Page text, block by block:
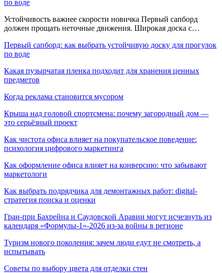
по воде
Устойчивость важнее скорости новичка Первый сапборд
должен прощать неточные движения. Широкая доска с…
Первый сапборд: как выбрать устойчивую доску для прогулок
по воде
Какая пузырчатая пленка подходит для хранения ценных
предметов
Когда реклама становится мусором
Крыша над головой спортсмена: почему загородный дом —
это серьёзный проект
Как чистота офиса влияет на покупательское поведение:
психология цифрового маркетинга
Как оформление офиса влияет на конверсию: что забывают
маркетологи
Как выбрать подрядчика для демонтажных работ: digital-
стратегия поиска и оценки
Гран-при Бахрейна и Саудовской Аравии могут исчезнуть из
календаря «Формулы-1»-2026 из-за войны в регионе
Туризм нового поколения: зачем люди едут не смотреть, а
испытывать
Советы по выбору цвета для отделки стен